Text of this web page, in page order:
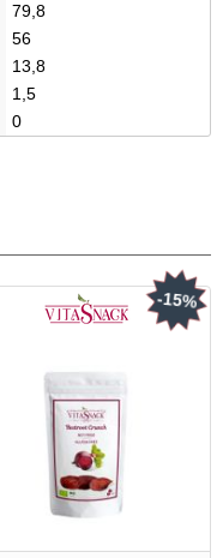
79,8
56
13,8
1,5
0
-15%